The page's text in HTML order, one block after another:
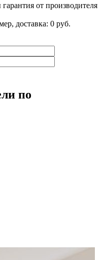
гарантия от производителя
доставка: 0 руб.
по